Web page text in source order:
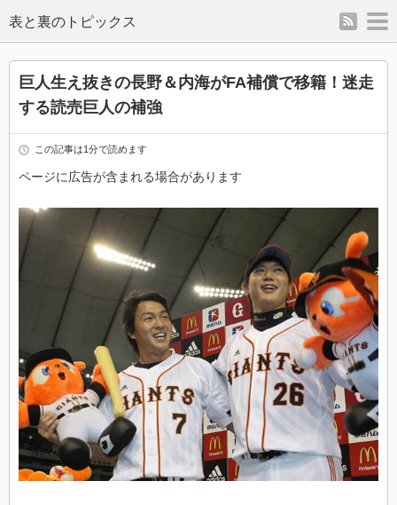
表と裏のトピックス rss
巨人生え抜きの長野＆内海がFA補償で移籍！迷走
する読売巨人の補強
この記事は1分で読めます
ページに広告が含まれる場合があります